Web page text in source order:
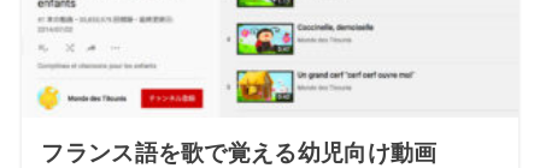
フランス語を歌で覚える幼児向け動画